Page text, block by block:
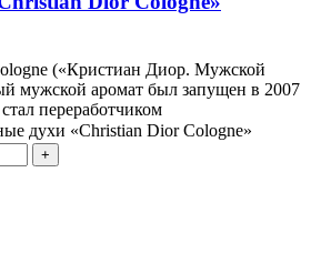
(«Кристиан Диор. Мужской
мужской аромат был запущен в 2007
переработчиком
духи «Christian Dior Cologne»